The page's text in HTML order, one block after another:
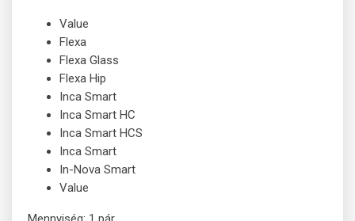
Value
Flexa
Flexa Glass
Flexa Hip
Inca Smart
Inca Smart HC
Inca Smart HCS
Inca Smart
In-Nova Smart
Value